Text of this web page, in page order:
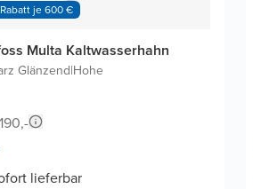
je 600 €
Multa Kaltwasserhahn
Glänzend|Hohe
lieferbar